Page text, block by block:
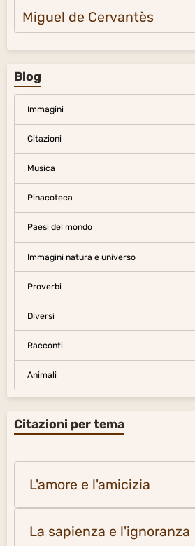
Miguel de Cervantès
Blog
Immagini
Citazioni
Musica
Pinacoteca
Paesi del mondo
Immagini natura e universo
Proverbi
Diversi
Racconti
Animali
Citazioni per tema
L'amore e l'amicizia
La sapienza e l'ignoranza